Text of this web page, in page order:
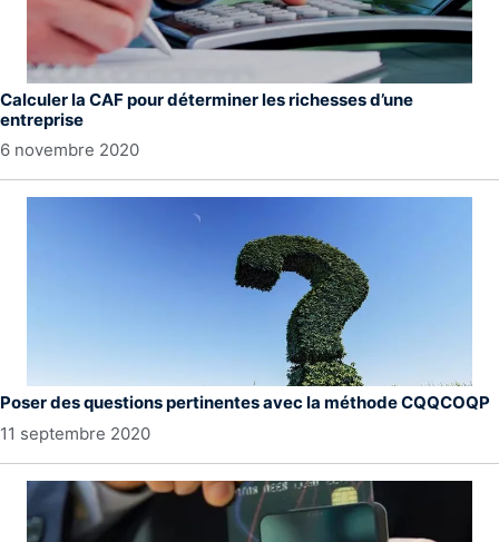
Calculer la CAF pour déterminer les richesses d’une
entreprise
6 novembre 2020
Poser des questions pertinentes avec la méthode CQQCOQP
11 septembre 2020